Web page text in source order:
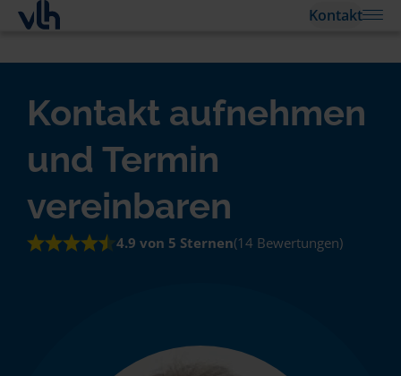
Kontakt
Kontakt aufnehmen
und Termin
vereinbaren
4.9 von 5 Sternen(14 Bewertungen)